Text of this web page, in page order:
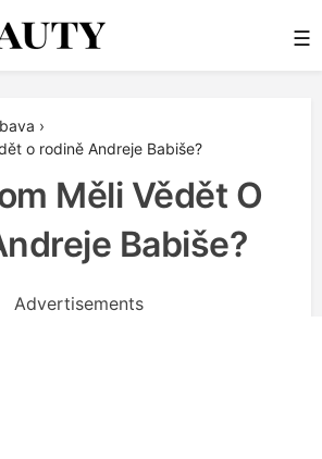
☰
›
o rodině Andreje Babiše?
Měli Vědět O
Babiše?
Advertisements